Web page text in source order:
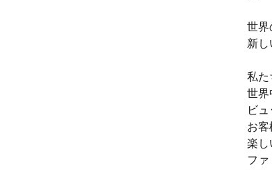
世界
新し
私た
世界
ビ
お客
楽し
ファ